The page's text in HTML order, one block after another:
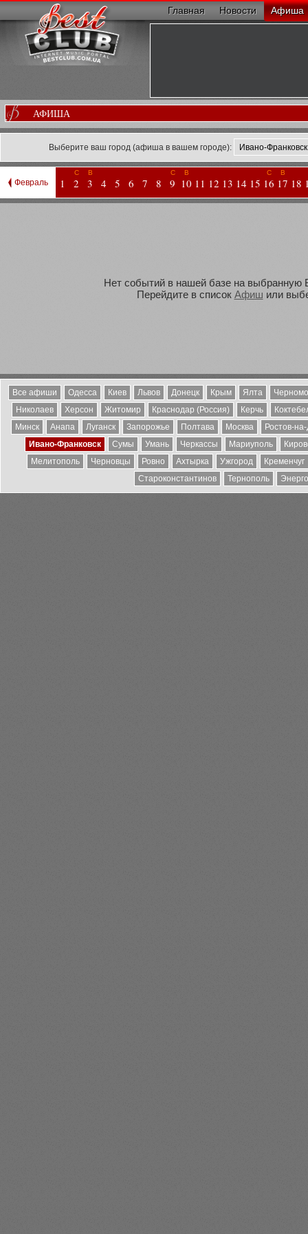
Главная Новости Афиша
АФИША
Выберите ваш город (афиша в вашем городе):
Февраль 1
С
2
В
3 4 5 6 7 8
С
9
В
10 11 12 13 14 15
С
16
В
17 18
Нет событий в нашей базе на выбранную
Перейдите в список Афиш или
Все афиши Одесса Киев Львов Донецк Крым Ялта
Николаев
Херсон Житомир Краснодар (Россия) Керчь
Минск
Анапа Луганск Запорожье Полтава Москва
Ростов-
Ивано-Франковск
Сумы Умань Черкассы Мариуполь
Мелитополь
Черновцы Ровно Ахтырка Ужгород
Кременчуг
Староконстантинов
Тернополь